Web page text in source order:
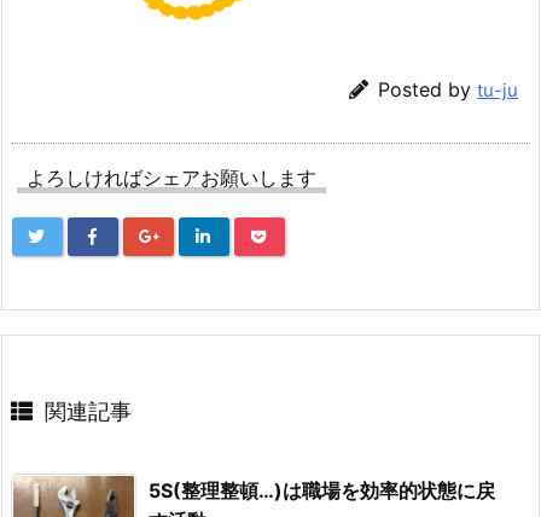
Posted by tu-ju
よろしければシェアお願いします
関連記事
5S(整理整頓…)は職場を効率的状態に戻